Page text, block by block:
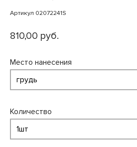
Артикул 02072241S
810,00 руб.
Место нанесения
Количество